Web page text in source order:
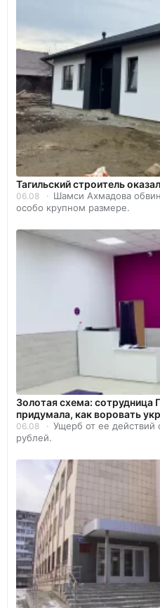
Тагильский строитель
06.08
Шамси Ахмадова
особо крупном размере.
Золотая схема: сотрудница
придумала, как воровать
06.08
Ущерб от ее действий
рублей.